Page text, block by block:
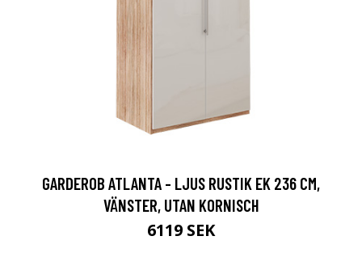
GARDEROB ATLANTA - LJUS RUSTIK EK 236 CM,
VÄNSTER, UTAN KORNISCH
6119 SEK